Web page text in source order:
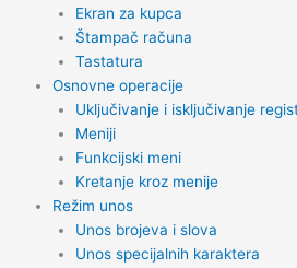
Ekran za kupca
Štampač računa
Tastatura
Osnovne operacije
Uključivanje i isključivanje
Meniji
Funkcijski meni
Kretanje kroz menije
Režim unos
Unos brojeva i slova
Unos specijalnih karaktera